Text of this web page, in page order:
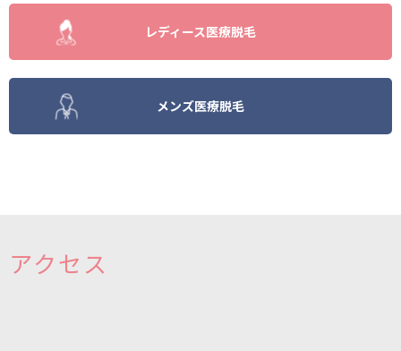
レディース医療脱毛
メンズ医療脱毛
アクセス